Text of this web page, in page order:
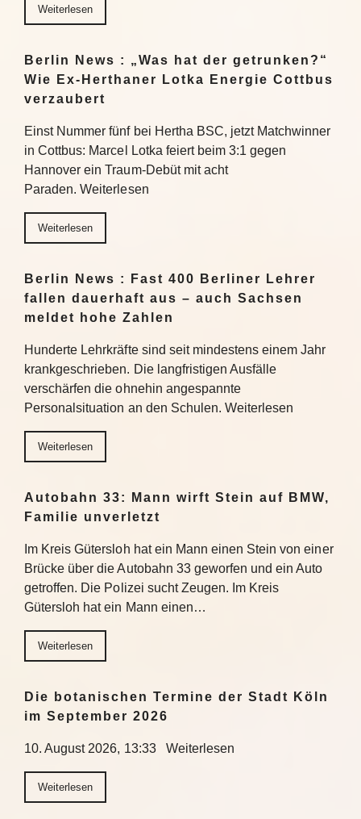
Weiterlesen
Berlin News : „Was hat der getrunken?“
Wie Ex-Herthaner Lotka Energie Cottbus
verzaubert
Einst Nummer fünf bei Hertha BSC, jetzt Matchwinner
in Cottbus: Marcel Lotka feiert beim 3:1 gegen
Hannover ein Traum-Debüt mit acht
Paraden. Weiterlesen
Weiterlesen
Berlin News : Fast 400 Berliner Lehrer
fallen dauerhaft aus – auch Sachsen
meldet hohe Zahlen
Hunderte Lehrkräfte sind seit mindestens einem Jahr
krankgeschrieben. Die langfristigen Ausfälle
verschärfen die ohnehin angespannte
Personalsituation an den Schulen. Weiterlesen
Weiterlesen
Autobahn 33: Mann wirft Stein auf BMW,
Familie unverletzt
Im Kreis Gütersloh hat ein Mann einen Stein von einer
Brücke über die Autobahn 33 geworfen und ein Auto
getroffen. Die Polizei sucht Zeugen. Im Kreis
Gütersloh hat ein Mann einen…
Weiterlesen
Die botanischen Termine der Stadt Köln
im September 2026
10. August 2026, 13:33 Weiterlesen
Weiterlesen